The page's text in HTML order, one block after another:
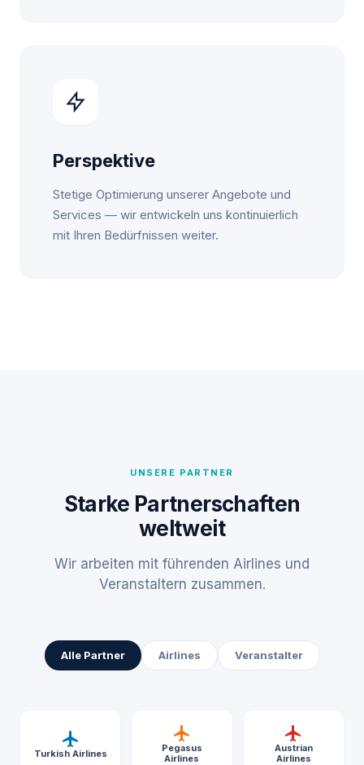
Perspektive
Stetige Optimierung unserer Angebote und
Services — wir entwickeln uns kontinuierlich
mit Ihren Bedürfnissen weiter.
UNSERE PARTNER
Starke Partnerschaften
weltweit
Wir arbeiten mit führenden Airlines und
Veranstaltern zusammen.
Alle Partner Airlines Veranstalter
Turkish Airlines
Pegasus
Airlines
Austrian
Airlines